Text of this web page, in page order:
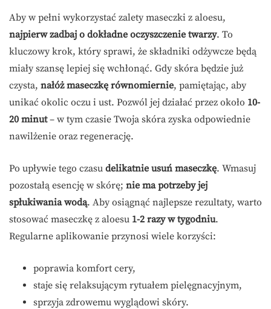
Aby w pełni wykorzystać zalety maseczki z aloesu,
najpierw zadbaj o dokładne oczyszczenie twarzy. To
kluczowy krok, który sprawi, że składniki odżywcze będą
miały szansę lepiej się wchłonąć. Gdy skóra będzie już
czysta, nałóż maseczkę równomiernie, pamiętając, aby
unikać okolic oczu i ust. Pozwól jej działać przez około 10-
20 minut– w tym czasie Twoja skóra zyska odpowiednie
nawilżenie oraz regenerację.
Po upływie tego czasu delikatnie usuń maseczkę. Wmasuj
pozostałą esencję w skórę; nie ma potrzeby jej
spłukiwania wodą. Aby osiągnąć najlepsze rezultaty, warto
stosować maseczkę z aloesu 1-2 razy w tygodniu.
Regularne aplikowanie przynosi wiele korzyści:
poprawia komfort cery,
staje się relaksującym rytuałem pielęgnacyjnym,
sprzyja zdrowemu wyglądowi skóry.